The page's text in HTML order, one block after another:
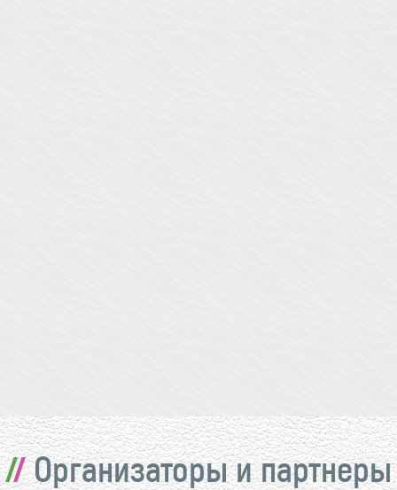
Организаторы и партнеры